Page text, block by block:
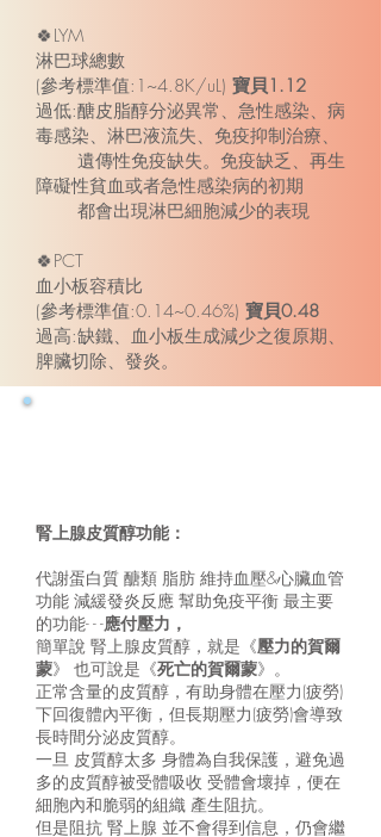
🍀LYM
淋巴球總數
(參考標準值:1~4.8K/uL) 寶貝1.12
過低:醣皮脂醇分泌異常、急性感染、病
毒感染、淋巴液流失、免疫抑制治療、
遺傳性免疫缺失。免疫缺乏、再生
障礙性貧血或者急性感染病的初期
都會出現淋巴細胞減少的表現
🍀PCT
血小板容積比
(參考標準值:0.14~0.46%) 寶貝0.48
過高:缺鐵、血小板生成減少之復原期、
脾臟切除、發炎。
腎上腺皮質醇功能：
代謝蛋白質 醣類 脂肪 維持血壓&心臟血管
功能 減緩發炎反應 幫助免疫平衡 最主要
的功能- - -應付壓力，
簡單說 腎上腺皮質醇，就是《壓力的賀爾
蒙》 也可說是《死亡的賀爾蒙》。
正常含量的皮質醇，有助身體在壓力(疲勞)
下回復體內平衡，但長期壓力(疲勞)會導致
長時間分泌皮質醇。
一旦 皮質醇太多 身體為自我保護，避免過
多的皮質醇被受體吸收 受體會壞掉，便在
細胞內和脆弱的組織 產生阻抗。
但是阻抗 腎上腺 並不會得到信息，仍會繼